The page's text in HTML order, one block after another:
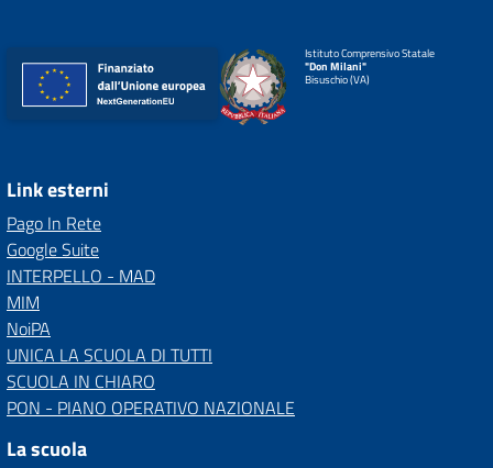
Istituto Comprensivo Statale
"Don Milani"
Bisuschio (VA)
Link esterni
Pago In Rete
Google Suite
INTERPELLO - MAD
MIM
NoiPA
UNICA LA SCUOLA DI TUTTI
SCUOLA IN CHIARO
PON - PIANO OPERATIVO NAZIONALE
La scuola